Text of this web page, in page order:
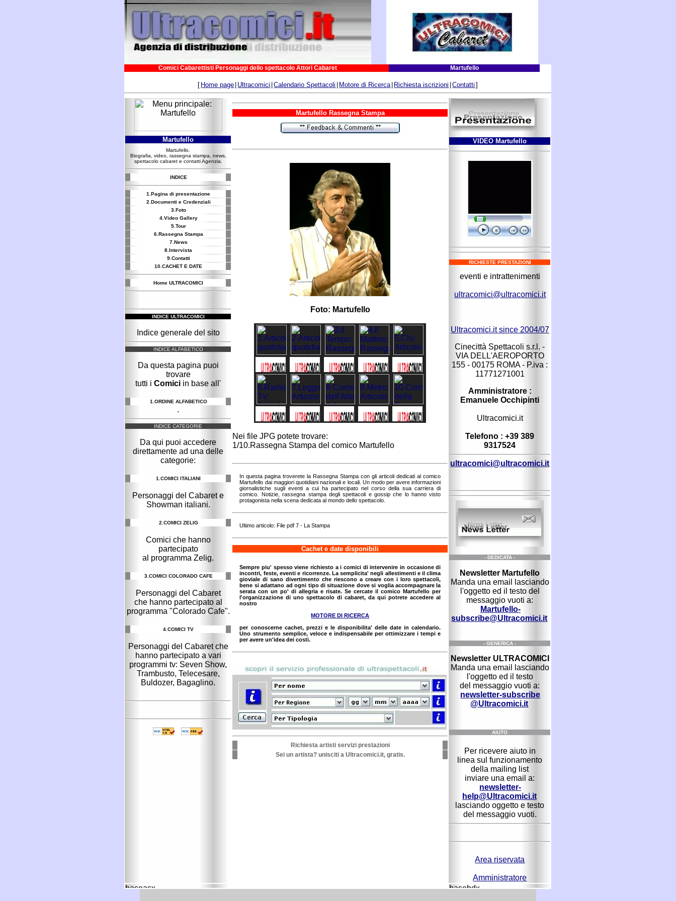
Comici Cabarettisti Personaggi dello spettacolo Attori Cabaret Martufello
[ Home page Ultracomici Calendario Spettacoli Motore di Ricerca Richiesta iscrizioni Contatti ]
Martufello
Martufello.
Biografia, video, rassegna stampa, news,
spettacolo cabaret e contatti Agenzia.
INDICE
1.Pagina di presentazione
2.Documenti e Credenziali
3.Foto
4.Video Gallery
5.Tour
6.Rassegna Stampa
7.News
8.Intervista
9.Contatti
10.CACHET E DATE
Home ULTRACOMICI
INDICE ULTRACOMICI
Indice generale del sito
INDICE ALFABETICO
Da questa pagina puoi
trovare
tutti iComici in base all'
1.ORDINE ALFABETICO
.
INDICE CATEGORIE
Da qui puoi accedere
direttamente ad una delle
categorie:
1.COMICI ITALIANI
Personaggi del Cabaret e
Showman italiani.
2.COMICI ZELIG
Comici che hanno
partecipato
al programma Zelig.
3.COMICI COLORADO CAFE
Personaggi del Cabaret
che hanno partecipato al
programma "Colorado Cafe".
4.COMICI TV
Personaggi del Cabaret che
hanno partecipato a vari
programmi tv: Seven Show,
Trambusto, Telecesare,
Buldozer, Bagaglino.
Martufello Rassegna Stampa
Foto: Martufello
Nei file JPG potete trovare:
1/10.Rassegna Stampa del comico Martufello
In questa pagina troverete la Rassegna Stampa con gli articoli dedicati al comico
Martufello dai maggiori quotidiani nazionali e locali. Un modo per avere informazioni
giornalistiche sugli eventi a cui ha partecipato nel corso della sua carriera di
comico. Notizie, rassegna stampa degli spettacoli e gossip che lo hanno visto
protagonista nella scena dedicata al mondo dello spettacolo.
Ultimo articolo: File pdf 7 - La Stampa
Cachet e date disponibili
Sempre piu' spesso viene richiesto a i comici di intervenire in occasione di
incontri, feste, eventi e ricorrenze. La semplicita' negli allestimenti e il clima
gioviale di sano divertimento che riescono a creare con i loro spettacoli,
bene si adattano ad ogni tipo di situazione dove si voglia accompagnare la
serata con un po' di allegria e risate. Se cercate il comico Martufello per
l'organizzazione di uno spettacolo di cabaret, da qui potrete accedere al
nostro
MOTORE DI RICERCA
per conoscerne cachet, prezzi e le disponibilita' delle date in calendario.
Uno strumento semplice, veloce e indispensabile per ottimizzare i tempi e
per avere un'idea dei costi.
Richiesta artisti servizi prestazioni
Sei un artista? unisciti a Ultracomici.it, gratis.
VIDEO Martufello
RICHIESTE PRESTAZIONI
eventi e intrattenimenti
ultracomici@ultracomici.it
Ultracomici.it since 2004/07
Cinecittà Spettacoli s.r.l. -
VIA DELL'AEROPORTO
155 - 00175 ROMA - P.iva :
11771271001
Amministratore :
Emanuele Occhipinti
Ultracomici.it
Telefono : +39 389
9317524
ultracomici@ultracomici.it
- DEDICATA -
Newsletter Martufello
Manda una email lasciando
l'oggetto ed il testo del
messaggio vuoti a:
Martufello-
subscribe@Ultracomici.it
- GENERICA -
Newsletter ULTRACOMICI
Manda una email lasciando
l'oggetto ed il testo
del messaggio vuoti a:
newsletter-subscribe
@Ultracomici.it
AIUTO
Per ricevere aiuto in
linea sul funzionamento
della mailing list
inviare una email a:
newsletter-
help@Ultracomici.it
lasciando oggetto e testo
del messaggio vuoti.
Area riservata
Amministratore